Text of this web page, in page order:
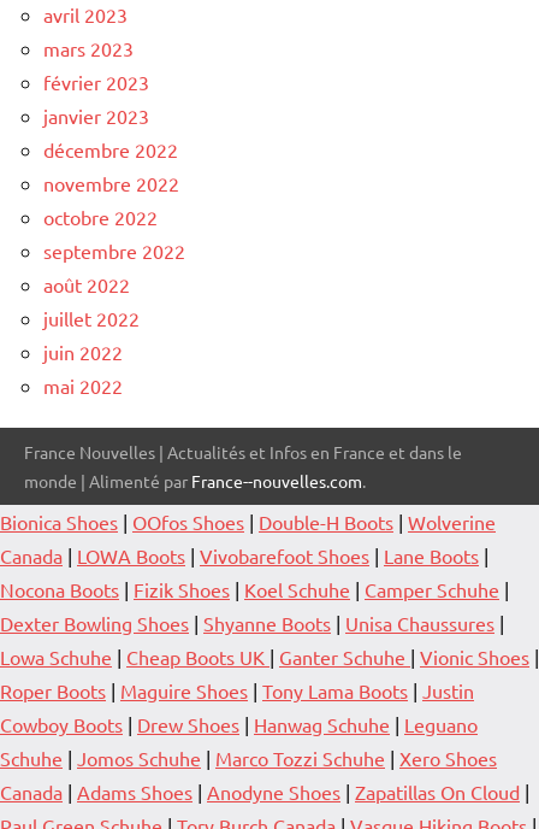
avril 2023
mars 2023
février 2023
janvier 2023
décembre 2022
novembre 2022
octobre 2022
septembre 2022
août 2022
juillet 2022
juin 2022
mai 2022
France Nouvelles | Actualités et Infos en France et dans le
monde | Alimenté par France--nouvelles.com.
Bionica Shoes | OOfos Shoes | Double-H Boots | Wolverine
Canada | LOWA Boots | Vivobarefoot Shoes | Lane Boots |
Nocona Boots | Fizik Shoes | Koel Schuhe | Camper Schuhe |
Dexter Bowling Shoes | Shyanne Boots | Unisa Chaussures |
Lowa Schuhe | Cheap Boots UK | Ganter Schuhe | Vionic Shoes |
Roper Boots | Maguire Shoes | Tony Lama Boots | Justin
Cowboy Boots | Drew Shoes | Hanwag Schuhe | Leguano
Schuhe | Jomos Schuhe | Marco Tozzi Schuhe | Xero Shoes
Canada | Adams Shoes | Anodyne Shoes | Zapatillas On Cloud |